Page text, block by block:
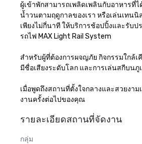
ผู้เข้าพักสามารถเพลิดเพลินกับอาหารที่
น้ำวนตามฤดูกาลของเรา หรือเล่นเทน
เพียงไม่กี่นาที ให้บริการช้อปปิ้งและรับ
รถไฟ MAX Light Rail System
สำหรับผู้ที่ต้องการผจญภัย กิจกรรมใกล้เ
มีชื่อเสียงระดับโลก และการเล่นสกีบนภู
เมื่อพูดถึงสถานที่ตั้งใจกลางและสวยงา
งานครั้งต่อไปของคุณ
รายละเอียดสถานที่จัดงาน
กลุ่ม